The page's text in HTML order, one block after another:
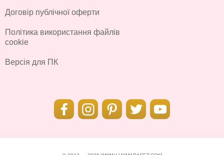
Договір публічної оферти
Політика використання файлів
cookie
Версія для ПК